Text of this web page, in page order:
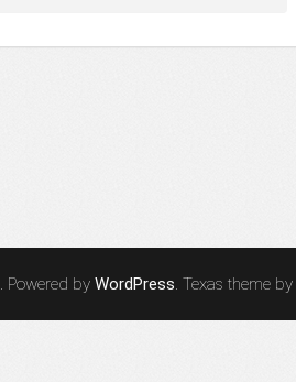
. Powered by WordPress. Texas theme by